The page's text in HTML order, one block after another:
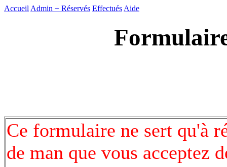
Accueil Admin + Réservés Effectués Aide
Ce formulaire ne sert qu'à
de man que vous acceptez